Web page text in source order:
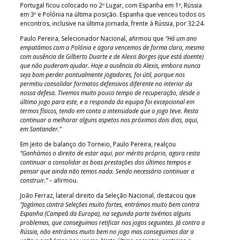
Portugal ficou colocado no 2º Lugar, com Espanha em 1º, Rússia
em 3º e Polónia na última posição. Espanha que venceu todos os
encontros, inclusive na última jornada, frente à Rússia, por 32:24.
Paulo Pereira, Selecionador Nacional, afirmou que “Há um ano
empatámos com a Polónia e agora vencemos de forma clara, mesmo
com ausência de Gilberto Duarte e de Alexis Borges (que está doente)
que não puderam ajudar. Hoje a ausência do Alexis, embora nunca
seja bom perder pontualmente jogadores, foi útil, porque nos
permitiu consolidar formatos defensivos diferente no interior da
nossa defesa. Tivemos muito pouco tempo de recuperação, desde o
último jogo para este, e a responda da equipa foi excepcional em
termos físicos, tendo em conta a intensidade que o jogo teve. Resta
continuar a melhorar alguns aspetos nos próximos dois dias, aqui,
em Santander.”
Em jeito de balanço do Torneio, Paulo Pereira, realçou
“Ganhámos o direito de estar aqui, por mérito próprio, agora resta
continuar a consolidar as boas prestações dos últimos tempos e
pensar que ainda não temos nada. Sendo necessário continuar a
construir.”– afirmou.
João Ferraz, lateral direito da Seleção Nacional, destacou que
“Jogámos contra Seleções muito fortes, entrámos muito bem contra
Espanha (Campeã da Europa), na segunda parte tivémos alguns
problemas, que conseguimos retificar nos jogos seguintes. Já contra a
Rússia, não entrámos muito bem no jogo mas conseguimos dar a